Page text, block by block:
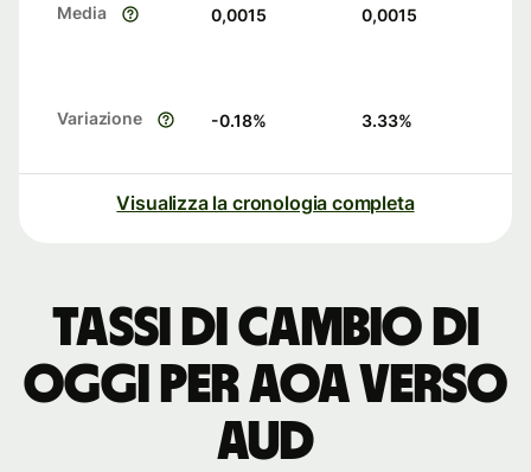
Media 0,0015 0,0015
Variazione -0.18% 3.33%
Visualizza la cronologia completa
Tassi di cambio di
oggi per AOA verso
AUD